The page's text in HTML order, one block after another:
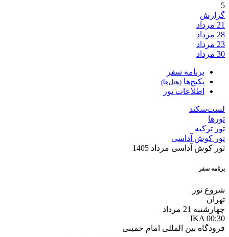
5
گزارش
21 مرداد
28 مرداد
23 مرداد
30 مرداد
برنامه سفر
پکیج‌ها (هتل‌ها)
اطلاعات تور
لست‌سکند
تورها
تور ترکیه
تور کوش آداسی
تور کوش آداسی مرداد 1405
برنامه سفر
شروع تور
تهران
چهارشنبه 21 مرداد
IKA 00:30
فرودگاه بین المللی امام خمینی